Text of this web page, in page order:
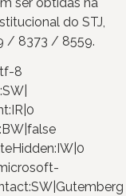
do STJ,
/ 8373 / 8559.
8